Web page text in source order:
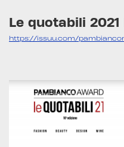
Le quotabili
https://issuu.com/